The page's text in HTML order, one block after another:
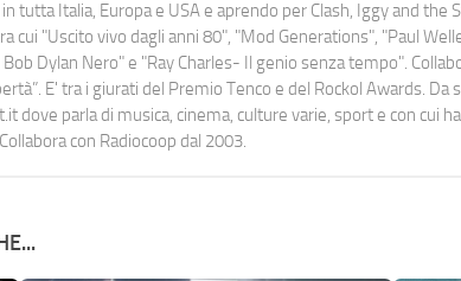
tutta Italia, Europa e USA e aprendo per Clash, Iggy and the
cui "Uscito vivo dagli anni 80", "Mod Generations", "Paul
Dylan Nero" e "Ray Charles- Il genio senza tempo".
E' tra i giurati del Premio Tenco e del Rockol Awards.
dove parla di musica, cinema, culture varie, sport e con cui
con Radiocoop dal 2003.